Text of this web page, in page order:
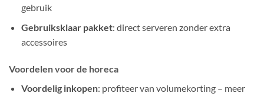
gebruik
Gebruiksklaar pakket: direct serveren zonder extra
accessoires
Voordelen voor de horeca
Voordelig inkopen: profiteer van volumekorting – meer